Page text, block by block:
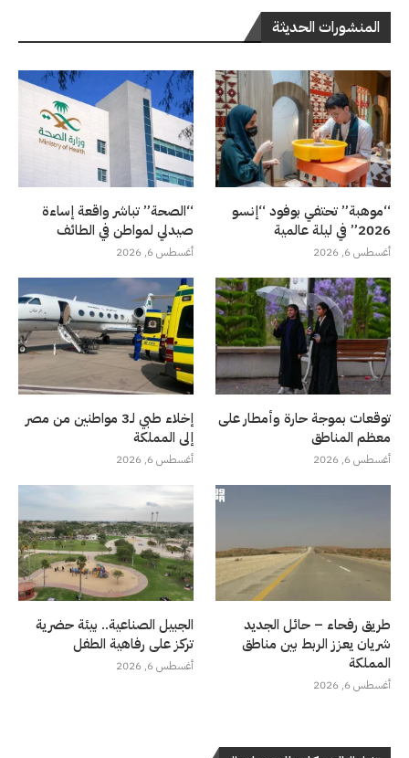
المنشورات الحديثة
“موهبة” تحتفي بوفود “إنسو
2026” في ليلة عالمية
أغسطس 6, 2026
“الصحة” تباشر واقعة إساءة
صيدلي لمواطن في الطائف
أغسطس 6, 2026
توقعات بموجة حارة وأمطار على
معظم المناطق
أغسطس 6, 2026
إخلاء طبي لـ3 مواطنين من مصر
إلى المملكة
أغسطس 6, 2026
طريق رفحاء – حائل الجديد
شريان يعزز الربط بين مناطق
المملكة
أغسطس 6, 2026
الجبيل الصناعية.. بيئة حضرية
تركز على رفاهية الطفل
أغسطس 6, 2026